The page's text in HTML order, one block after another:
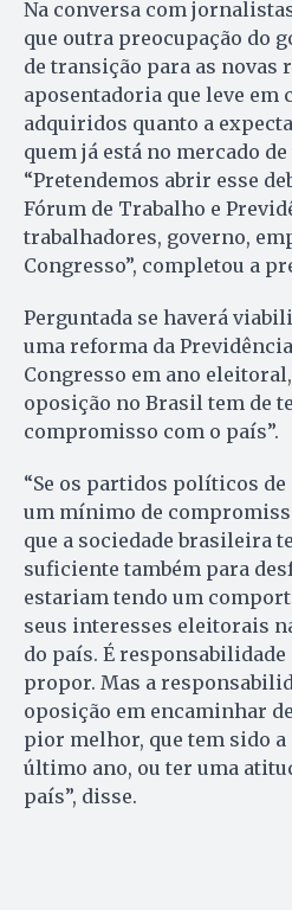
Na conversa com
que outra preocupação do
de transição para as novas
aposentadoria que leve em
adquiridos quanto a
quem já está no mercado
“Pretendemos abrir esse
Fórum de Trabalho e
trabalhadores, governo,
Congresso”, completou a
Perguntada se haverá
uma reforma da
Congresso em ano
oposição no Brasil tem de
compromisso com o país”.
“Se os partidos políticos
um mínimo de
que a sociedade brasileira
suficiente também para
estariam tendo um
seus interesses eleitorais
do país. É responsabilidade
propor. Mas a
oposição em encaminhar
pior melhor, que tem sido
último ano, ou ter uma
país”, disse.